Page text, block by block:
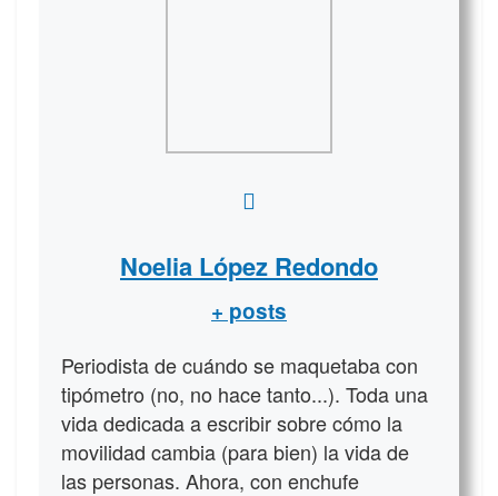
Noelia López Redondo
+ posts
Periodista de cuándo se maquetaba con
tipómetro (no, no hace tanto...). Toda una
vida dedicada a escribir sobre cómo la
movilidad cambia (para bien) la vida de
las personas. Ahora, con enchufe